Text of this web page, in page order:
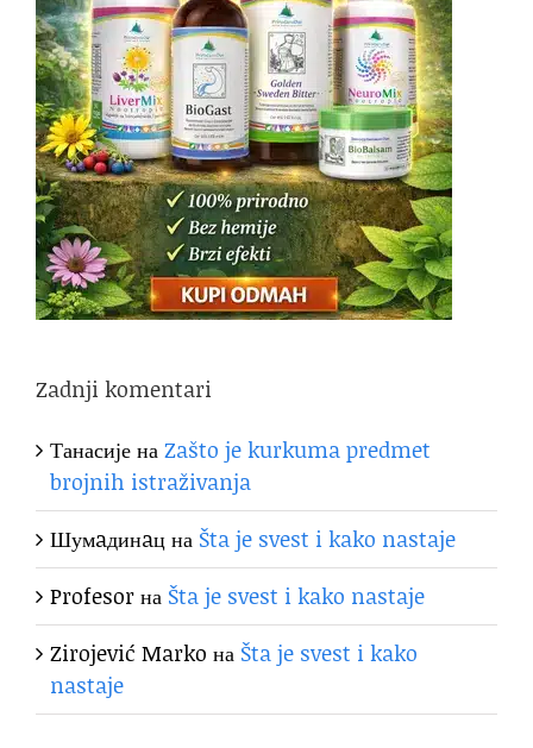
Zadnji komentari
ТанасијенаZašto je kurkuma predmet
brojnih istraživanja
Шумaдинaцна Šta je svest i kako nastaje
Profesorна Šta je svest i kako nastaje
Zirojević Marko на Šta je svest i kako
nastaje